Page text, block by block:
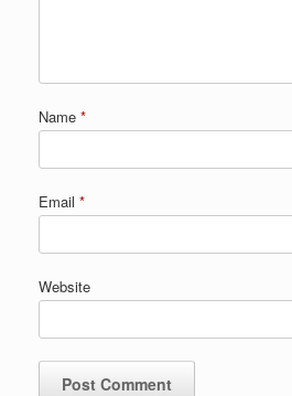
Name *
Email *
Website